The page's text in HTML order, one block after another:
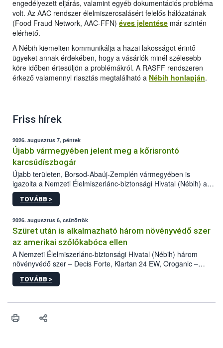
engedélyezett eljárás, valamint egyéb dokumentációs probléma
volt. Az AAC rendszer élelmiszercsalásért felelős hálózatának
(Food Fraud Network, AAC-FFN) éves jelentése már szintén
elérhető.
A Nébih kiemelten kommunikálja a hazai lakosságot érintő
ügyeket annak érdekében, hogy a vásárlók minél szélesebb
köre időben értesüljön a problémákról. A RASFF rendszeren
érkező valamennyi riasztás megtalálható a Nébih honlapján.
Friss hírek
2026. augusztus 7, péntek
Újabb vármegyében jelent meg a kőrisrontó
karcsúdíszbogár
Újabb területen, Borsod-Abaúj-Zemplén vármegyében is
igazolta a Nemzeti Élelmiszerlánc-biztonsági Hivatal (Nébih) a
kőrisrontó karcsúdíszbogár (Agrilus planipennis) jelenlétét. A
kártevőt nem csak színcsapdában találták meg, de már fertőzött
az intenzív felderítést, emellett az intézkedéseket a szlovák
hatósággal is összehangolják a terjedés megállítása érdekében.
TOVÁBB >
2026. augusztus 6, csütörtök
Szüret után is alkalmazható három növényvédő szer
az amerikai szőlőkabóca ellen
A Nemzeti Élelmiszerlánc-biztonsági Hivatal (Nébih) három
növényvédő szer – Decis Forte, Klartan 24 EW, Oroganic –
engedélyokiratát módosította, így azok a szüretet követően,
egészen a vesszőérettség (BBCH 91) stádiumáig
érésű szőlőkben is legyen lehetőség a károsító elleni további
felhasználók számára is elérhető és ökológiai termesztésben is
TOVÁBB >